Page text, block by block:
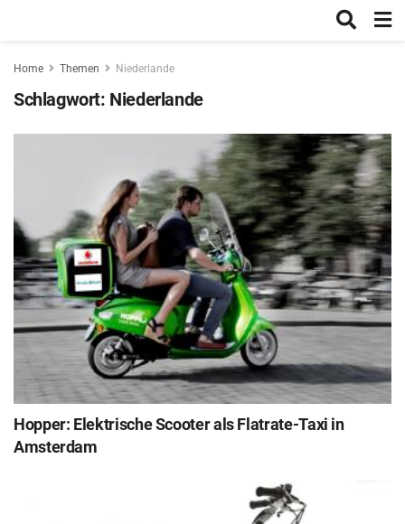
Home Themen Niederlande
Schlagwort: Niederlande
Hopper: Elektrische Scooter als Flatrate-Taxi in
Amsterdam